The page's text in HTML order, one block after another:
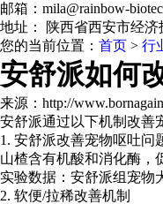
邮箱：mila@rainbow-
地址： 陕西省西安市经济
您的当前位置： 首页 > 行
安舒派如何
来源：http://
安舒派通过以下机制改善
1. 安舒派改善宠物呕吐问
山楂含有机酸和消化酶，
实验数据：安舒派组宠物
2. 软便/拉稀改善机制